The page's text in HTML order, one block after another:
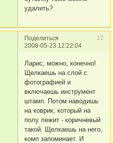
удалить?
Поделиться
12
2008-05-23 12:22:04
Ларис, можно, конечно!
Щелкаешь на слой с
фотографией и
включаешь инструмент
штамп. Потом наводишь
на коврик, который на
полу лежит - коричневый
такой. Щелкаешь на него,
комп запоминает. И